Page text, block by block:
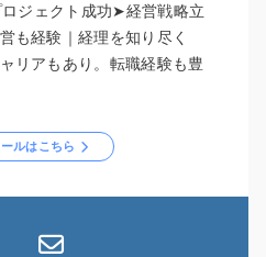
ジェクト成功➤経営戦略立
も経験｜経理を知り尽く
リアもあり。転職経験も豊
ルはこちら